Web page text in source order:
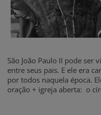
São João Paulo II pode ser
entre seus pais. E ele era
por todos naquela época.
oração + igreja aberta: o